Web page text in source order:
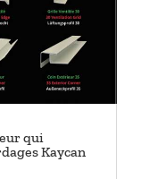
qui
Kaycan